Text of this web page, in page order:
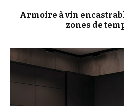
Armoire à vin
zones de